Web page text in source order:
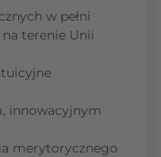
w pełni
terenie Unii
innowacyjnym
merytorycznego